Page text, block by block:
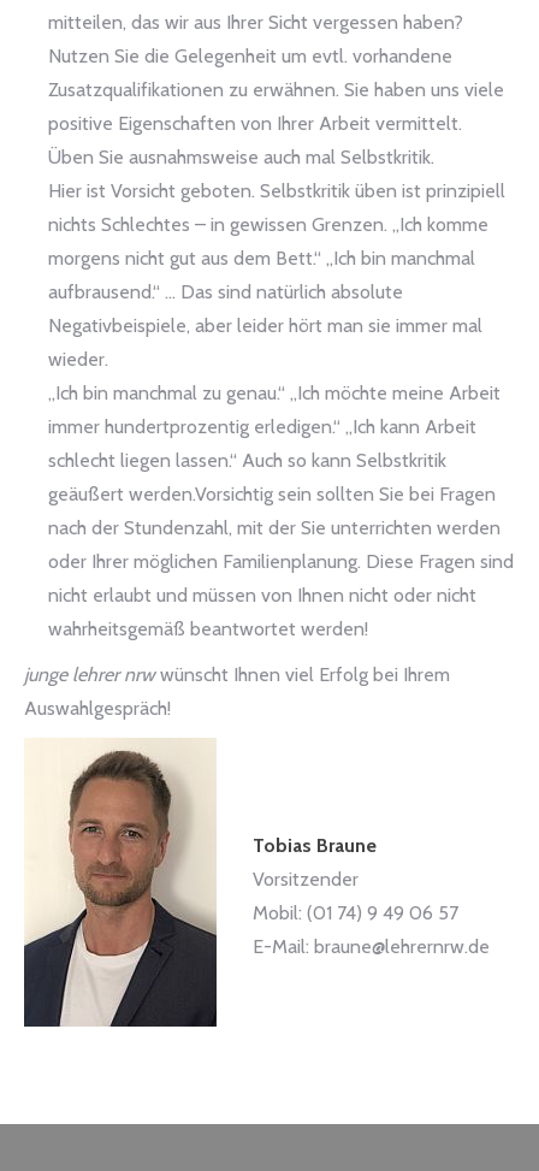
mitteilen, das wir aus Ihrer Sicht vergessen haben?
Nutzen Sie die Gelegenheit um evtl. vorhandene
Zusatzqualifikationen zu erwähnen. Sie haben uns viele
positive Eigenschaften von Ihrer Arbeit vermittelt.
Üben Sie ausnahmsweise auch mal Selbstkritik.
Hier ist Vorsicht geboten. Selbstkritik üben ist prinzipiell
nichts Schlechtes – in gewissen Grenzen. „Ich komme
morgens nicht gut aus dem Bett.“ „Ich bin manchmal
aufbrausend.“ … Das sind natürlich absolute
Negativbeispiele, aber leider hört man sie immer mal
wieder.
„Ich bin manchmal zu genau.“ „Ich möchte meine Arbeit
immer hundertprozentig erledigen.“ „Ich kann Arbeit
schlecht liegen lassen.“ Auch so kann Selbstkritik
geäußert werden.Vorsichtig sein sollten Sie bei Fragen
nach der Stundenzahl, mit der Sie unterrichten werden
oder Ihrer möglichen Familienplanung. Diese Fragen sind
nicht erlaubt und müssen von Ihnen nicht oder nicht
wahrheitsgemäß beantwortet werden!
junge lehrer nrwwünscht Ihnen viel Erfolg bei Ihrem
Auswahlgespräch!
Tobias Braune
Vorsitzender
Mobil: (01 74) 9 49 06 57
E-Mail: braune@lehrernrw.de